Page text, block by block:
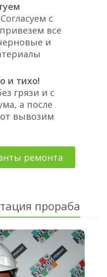
Согласуем с
все
и
и тихо!
грязи и с
а после
вывозим
ремонта
прораба